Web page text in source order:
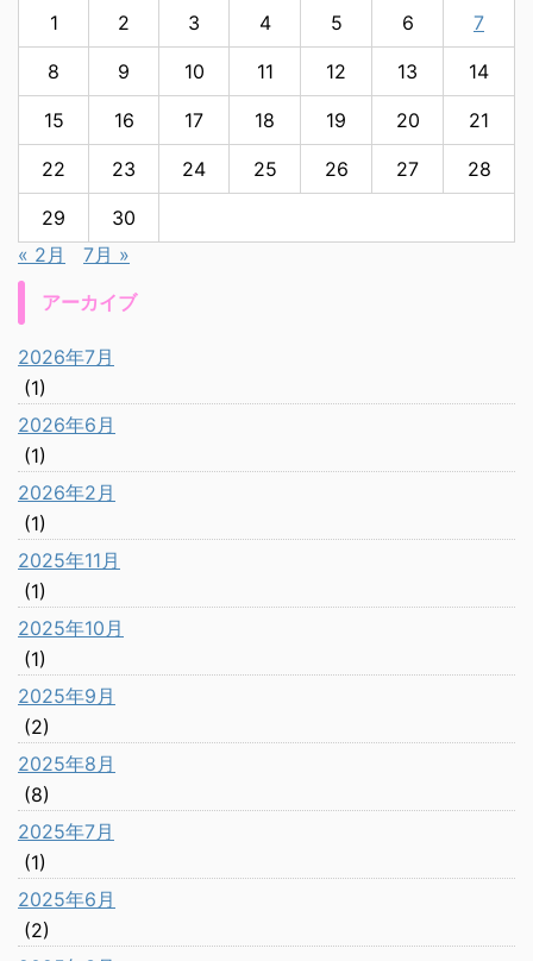
1 2 3 4 5 6 7
8 9 10 11 12 13 14
15 16 17 18 19 20 21
22 23 24 25 26 27 28
29
30
« 2月
7月 »
アーカイブ
2026年7月
(1)
2026年6月
(1)
2026年2月
(1)
2025年11月
(1)
2025年10月
(1)
2025年9月
(2)
2025年8月
(8)
2025年7月
(1)
2025年6月
(2)